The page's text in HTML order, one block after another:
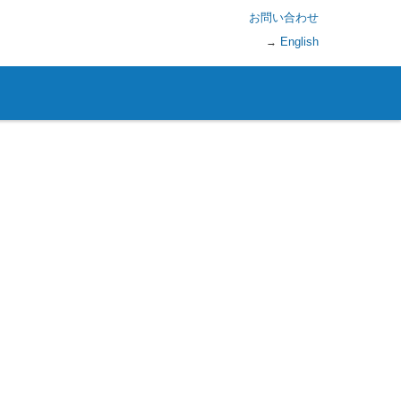
お問い合わせ
→ English